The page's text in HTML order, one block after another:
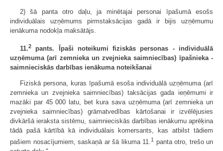
2) šā panta otro daļu, ja minētajai personai īpašumā esošs
individuālais uzņēmums pirmstaksācijas gadā ir bijis uzņēmumu
ienākuma nodokļa maksātājs.
11.2
pants. Īpaši noteikumi fiziskās personas - individuālā
uzņēmuma (arī zemnieka un zvejnieka saimniecības) īpašnieka -
saimnieciskās darbības ienākuma noteikšanai
Fiziskā persona, kuras īpašumā esoša individuālā uzņēmuma (arī
zemnieka un zvejnieka saimniecības) taksācijas gada ieņēmumi ir
mazāki par 45 000 latu, bet kura sava uzņēmuma (arī zemnieka un
zvejnieka saimniecības) grāmatvedības kārtošanai ir izvēlējusies
divkāršā ieraksta sistēmu, saimnieciskās darbības ienākumu aprēķina
tādā pašā kārtībā kā individuālais komersants, kas atbilst tādiem
pašiem nosacījumiem, saskaņā ar šā likuma 11.1 panta otro, trešo un